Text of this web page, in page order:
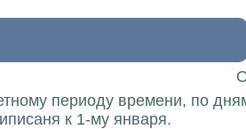
периоду времени, по
к 1-му января.